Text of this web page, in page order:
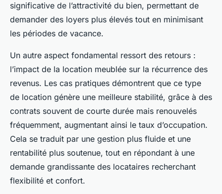
significative de l’attractivité du bien, permettant de
demander des loyers plus élevés tout en minimisant
les périodes de vacance.
Un autre aspect fondamental ressort des retours :
l’impact de la location meublée sur la récurrence des
revenus. Les cas pratiques démontrent que ce type
de location génère une meilleure stabilité, grâce à des
contrats souvent de courte durée mais renouvelés
fréquemment, augmentant ainsi le taux d’occupation.
Cela se traduit par une gestion plus fluide et une
rentabilité plus soutenue, tout en répondant à une
demande grandissante des locataires recherchant
flexibilité et confort.